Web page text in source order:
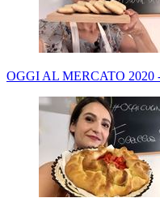
OGGI AL MERCATO 2020